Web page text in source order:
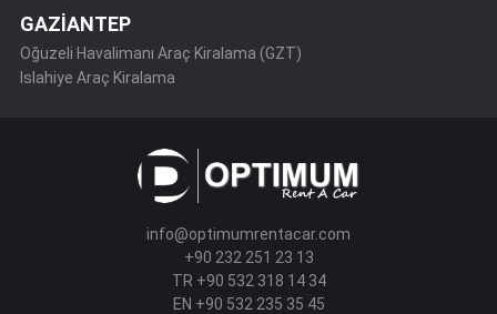
GAZİANTEP
Oğuzeli Havalimanı Araç Kiralama (GZT)
Islahiye Araç Kiralama
info@optimumrentacar.com
+90 232 251 23 13
TR +90 532 318 14 34
EN +90 532 235 35 45